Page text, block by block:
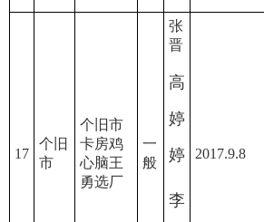
17
个旧
市
个旧市
卡房鸡
心脑王
勇选厂
一
般
张
晋
高
婷
婷
李
2017.9.8